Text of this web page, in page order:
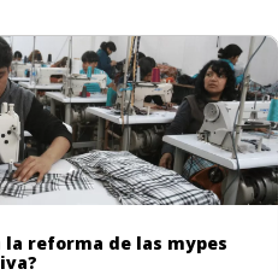
la reforma de las mypes